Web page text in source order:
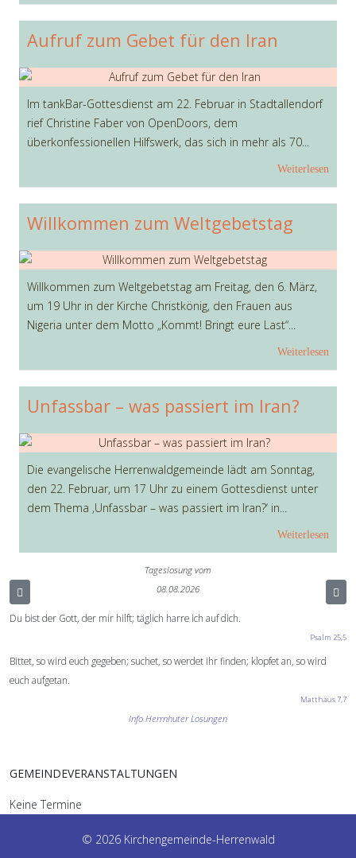
Aufruf zum Gebet für den Iran
Im tankBar-Gottesdienst am 22. Februar in Stadtallendorf
rief Christine Faber von OpenDoors, dem
überkonfessionellen Hilfswerk, das sich in mehr als 70...
Weiterlesen
Willkommen zum Weltgebetstag
Willkommen zum Weltgebetstag am Freitag, den 6. März,
um 19 Uhr in der Kirche Christkönig, den Frauen aus
Nigeria unter dem Motto „Kommt! Bringt eure Last“...
Weiterlesen
Unfassbar – was passiert im Iran?
Die evangelische Herrenwaldgemeinde lädt am Sonntag,
den 22. Februar, um 17 Uhr zu einem Gottesdienst unter
dem Thema ‚Unfassbar – was passiert im Iran?‘ in...
Weiterlesen
Tageslosung vom
08.08.2026
Du bist der Gott, der mir hilft; täglich harre ich auf dich.
Psalm 25,5
Bittet, so wird euch gegeben; suchet, so werdet ihr finden; klopfet an, so wird
euch aufgetan.
Matthäus 7,7
Info Herrnhuter Losungen
GEMEINDEVERANSTALTUNGEN
Keine Termine
© 2026 Kirchengemeinde-Herrenwald